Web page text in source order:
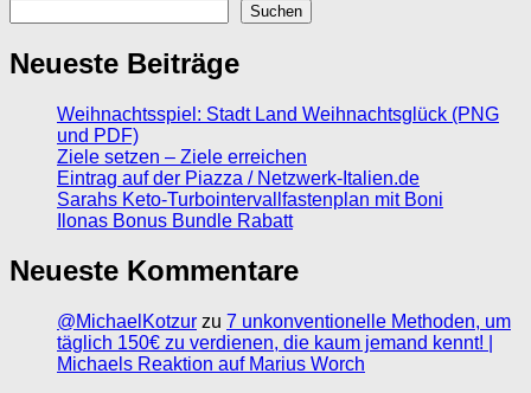
Suchen
Neueste Beiträge
Weihnachtsspiel: Stadt Land Weihnachtsglück (PNG
und PDF)
Ziele setzen – Ziele erreichen
Eintrag auf der Piazza / Netzwerk-Italien.de
Sarahs Keto-Turbointervallfastenplan mit Boni
Ilonas Bonus Bundle Rabatt
Neueste Kommentare
@MichaelKotzur zu 7 unkonventionelle Methoden, um
täglich 150€ zu verdienen, die kaum jemand kennt! |
Michaels Reaktion auf Marius Worch